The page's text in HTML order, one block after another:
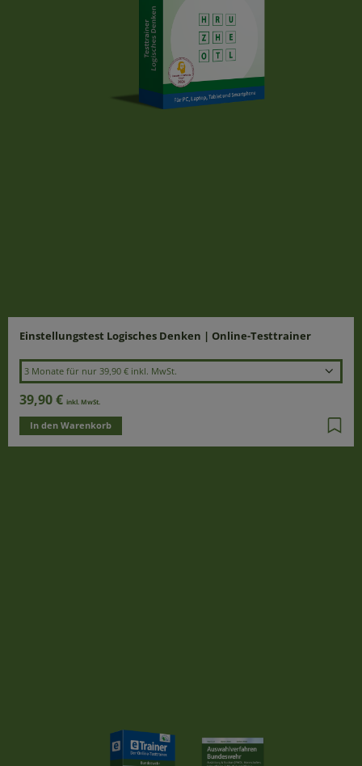
Einstellungstest Logisches Denken | Online-Testtrainer
3 Monate für nur 39,90 € inkl. MwSt.
39,90 € inkl. MwSt.
In den Warenkorb